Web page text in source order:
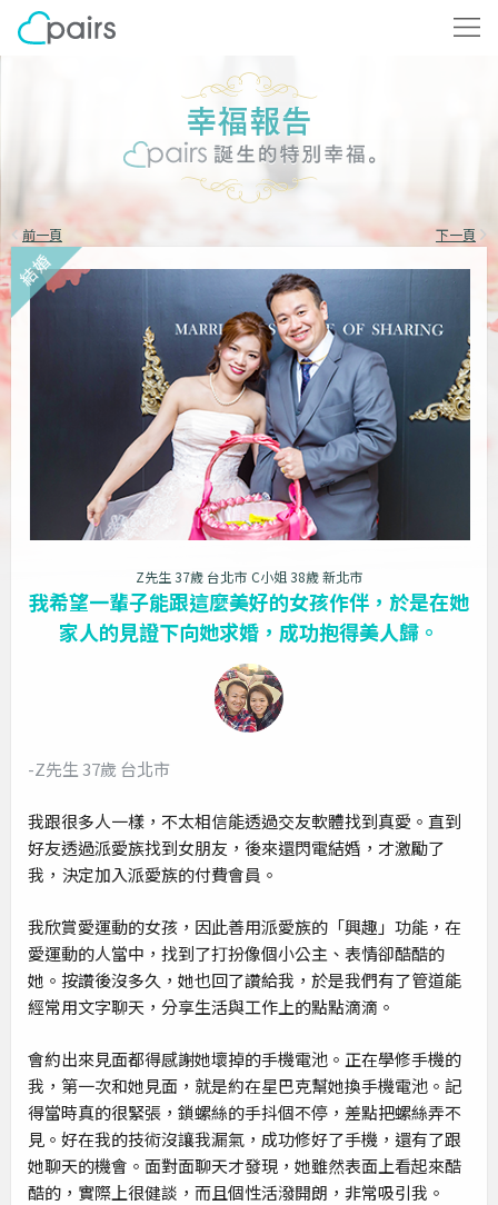
前一頁 下一頁
Z先生 37歲 台北市 C小姐 38歲 新北市
我希望一輩子能跟這麼美好的女孩作伴，於是在她
家人的見證下向她求婚，成功抱得美人歸。
-Z先生 37歲 台北市
我跟很多人一樣，不太相信能透過交友軟體找到真愛。直到
好友透過派愛族找到女朋友，後來還閃電結婚，才激勵了
我，決定加入派愛族的付費會員。
我欣賞愛運動的女孩，因此善用派愛族的「興趣」功能，在
愛運動的人當中，找到了打扮像個小公主、表情卻酷酷的
她。按讚後沒多久，她也回了讚給我，於是我們有了管道能
經常用文字聊天，分享生活與工作上的點點滴滴。
會約出來見面都得感謝她壞掉的手機電池。正在學修手機的
我，第一次和她見面，就是約在星巴克幫她換手機電池。記
得當時真的很緊張，鎖螺絲的手抖個不停，差點把螺絲弄不
見。好在我的技術沒讓我漏氣，成功修好了手機，還有了跟
她聊天的機會。面對面聊天才發現，她雖然表面上看起來酷
酷的，實際上很健談，而且個性活潑開朗，非常吸引我。